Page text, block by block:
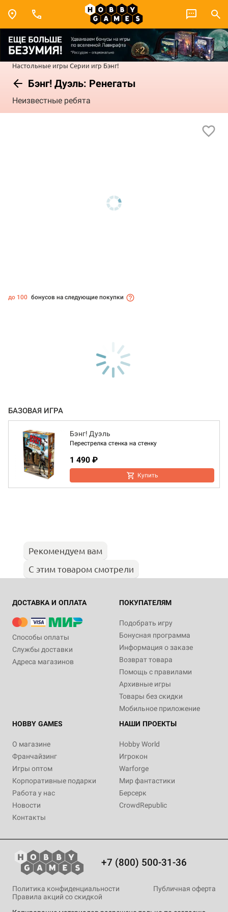
Настольные игры Серии игр Бэнг!
Бэнг! Дуэль: Ренегаты
Неизвестные ребята
до 100 бонусов на следующие покупки
БАЗОВАЯ ИГРА
Бэнг! Дуэль
Перестрелка стенка на стенку
1 490 ₽
Купить
Рекомендуем вам
С этим товаром смотрели
ДОСТАВКА И ОПЛАТА
Способы оплаты
Службы доставки
Адреса магазинов
ПОКУПАТЕЛЯМ
Подобрать игру
Бонусная программа
Информация о заказе
Возврат товара
Помощь с правилами
Архивные игры
Товары без скидки
Мобильное приложение
HOBBY GAMES
О магазине
Франчайзинг
Игры оптом
Корпоративные подарки
Работа у нас
Новости
Контакты
НАШИ ПРОЕКТЫ
Hobby World
Игрокон
Warforge
Мир фантастики
Берсерк
CrowdRepublic
+7 (800) 500-31-36
Политика конфиденциальности
Публичная оферта
Правила акций со скидкой